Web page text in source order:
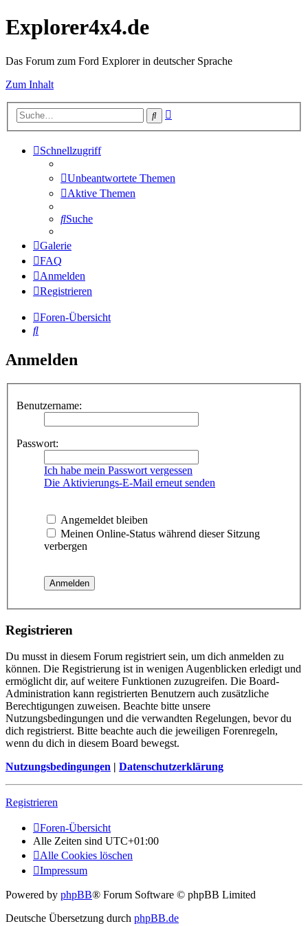
Explorer4x4.de
Das Forum zum Ford Explorer in deutscher Sprache
Zum Inhalt
Suche
Schnellzugriff
Unbeantwortete Themen
Aktive Themen
Suche
Galerie
FAQ
Anmelden
Registrieren
Foren-Übersicht
Suche
Anmelden
Benutzername:
Passwort:
Ich habe mein Passwort vergessen
Die Aktivierungs-E-Mail erneut senden
Angemeldet bleiben
Meinen Online-Status während dieser Sitzung
verbergen
Registrieren
Du musst in diesem Forum registriert sein, um dich anmelden zu
können. Die Registrierung ist in wenigen Augenblicken erledigt und
ermöglicht dir, auf weitere Funktionen zuzugreifen. Die Board-
Administration kann registrierten Benutzern auch zusätzliche
Berechtigungen zuweisen. Beachte bitte unsere
Nutzungsbedingungen und die verwandten Regelungen, bevor du
dich registrierst. Bitte beachte auch die jeweiligen Forenregeln,
wenn du dich in diesem Board bewegst.
Nutzungsbedingungen | Datenschutzerklärung
Registrieren
Foren-Übersicht
Alle Zeiten sind UTC+01:00
Alle Cookies löschen
Impressum
Powered by phpBB® Forum Software © phpBB Limited
Deutsche Übersetzung durch phpBB.de